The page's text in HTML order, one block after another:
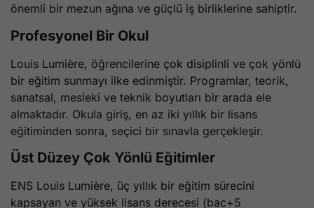
önemli bir mezun ağına ve güçlü iş birliklerine sahiptir.
Profesyonel Bir Okul
Louis Lumière, öğrencilerine çok disiplinli ve çok yönlü
bir eğitim sunmayı ilke edinmiştir. Programlar, teorik,
sanatsal, mesleki ve teknik boyutları bir arada ele
almaktadır. Okula giriş, en az iki yıllık bir lisans
eğitiminden sonra, seçici bir sınavla gerçekleşir.
Üst Düzey Çok Yönlü Eğitimler
ENS Louis Lumière, üç yıllık bir eğitim sürecini
kapsayan ve yüksek lisans derecesi (bac+5